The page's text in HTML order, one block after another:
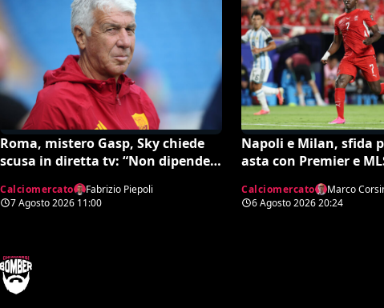
Roma, mistero Gasp, Sky chiede
scusa in diretta tv: “Non dipende
sorpresa in arrivo?
Calciomercato
Fabrizio Piepoli
7 Agosto 2026 11:00
Napoli e Milan, sfida
asta con Premier e
Calciomercato
Marco
6 Agosto 202620:24